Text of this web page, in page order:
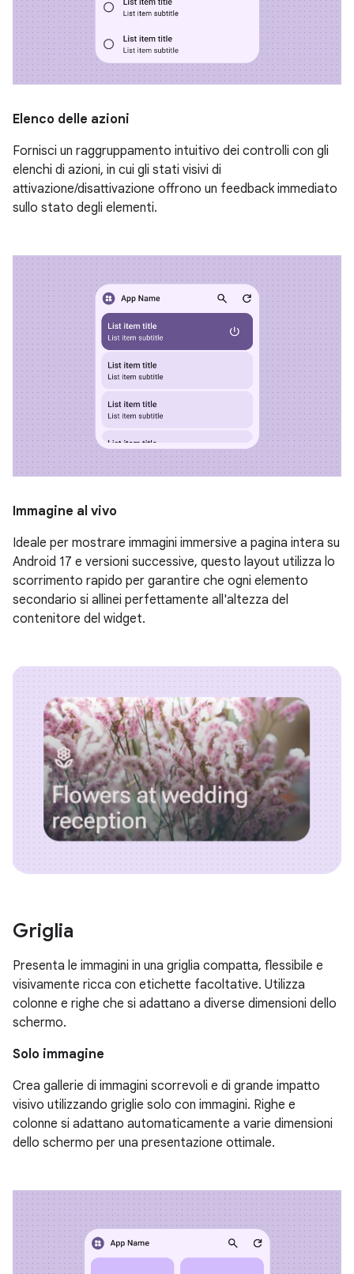
Elenco delle azioni
Fornisci un raggruppamento intuitivo dei controlli con gli
elenchi di azioni, in cui gli stati visivi di
attivazione/disattivazione offrono un feedback immediato
sullo stato degli elementi.
Immagine al vivo
Ideale per mostrare immagini immersive a pagina intera su
Android 17 e versioni successive, questo layout utilizza lo
scorrimento rapido per garantire che ogni elemento
secondario si allinei perfettamente all'altezza del
contenitore del widget.
Griglia
Presenta le immagini in una griglia compatta, flessibile e
visivamente ricca con etichette facoltative. Utilizza
colonne e righe che si adattano a diverse dimensioni dello
schermo.
Solo immagine
Crea gallerie di immagini scorrevoli e di grande impatto
visivo utilizzando griglie solo con immagini. Righe e
colonne si adattano automaticamente a varie dimensioni
dello schermo per una presentazione ottimale.